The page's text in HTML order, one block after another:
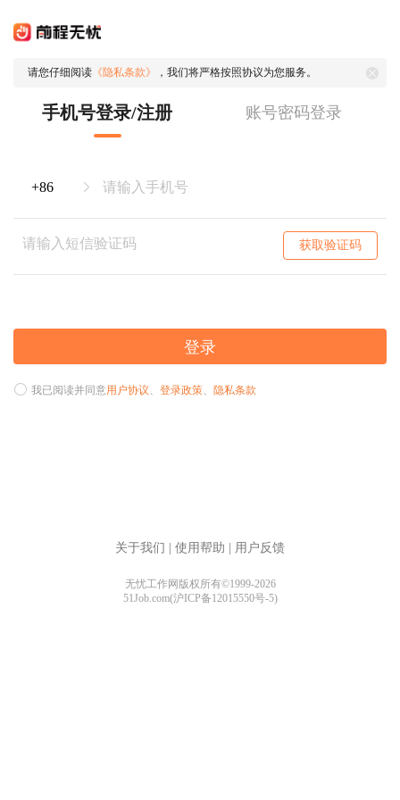
请您仔细阅读 《隐私条款》 ，我们将严格按照协议为您服务。
手机号登录/注册 账号密码登录
获取验证码
登录
我已阅读并同意用户协议、 登录政策、 隐私条款
关于我们 使用帮助 用户反馈
无忧工作网版权所有©1999-2026
51Job.com(沪ICP备12015550号-5)